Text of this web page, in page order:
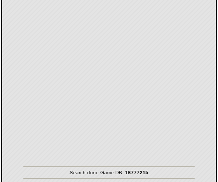
Search done Game DB: 16777215